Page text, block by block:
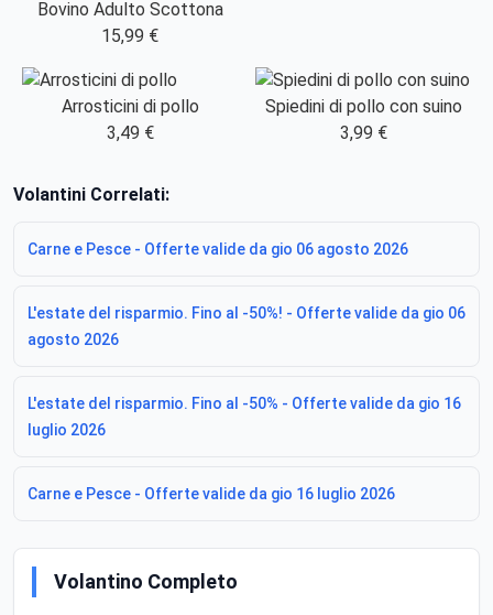
Bovino Adulto Scottona
15,99 €
Arrosticini di pollo
3,49 €
Spiedini di pollo con suino
3,99 €
Volantini Correlati:
Carne e Pesce - Offerte valide da gio 06 agosto 2026
L'estate del risparmio. Fino al -50%! - Offerte valide da gio 06
agosto 2026
L'estate del risparmio. Fino al -50% - Offerte valide da gio 16
luglio 2026
Carne e Pesce - Offerte valide da gio 16 luglio 2026
Volantino Completo